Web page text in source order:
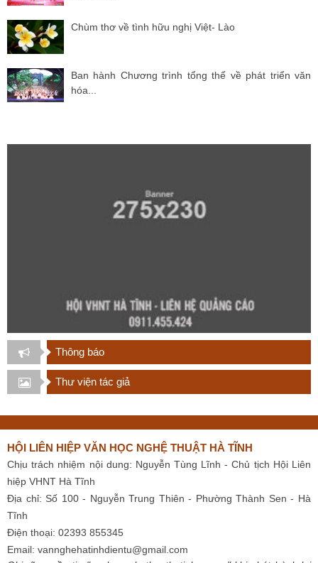
Chùm thơ về tình hữu nghị Việt- Lào
Ban hành Chương trình tổng thể về phát triển văn
hóa...
Thông báo
Thư viện tác giả
HỘI LIÊN HIỆP VĂN HỌC NGHỆ THUẬT HÀ TĨNH
Chịu trách nhiệm nội dung: Nguyễn Tùng Lĩnh - Chủ tịch Hội Liên
hiệp VHNT Hà Tĩnh
Địa chỉ: Số 100 - Nguyễn Trung Thiên - Phường Thành Sen - Hà
Tĩnh
Điện thoại: 02393 855345
Email: vannghehatinhdientu@gmail.com